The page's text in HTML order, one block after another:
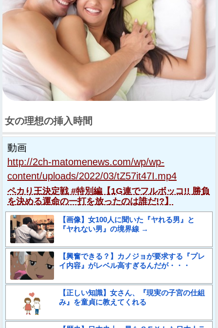
女の理想の挿入時間
動画
http://2ch-matomenews.com/wp/wp-
content/uploads/2022/03/tZ57it47I.mp4
ペカり王決定戦 #特別編【1G連でフルボッコ!! 勝負
を決める運命の一打を放ったのは誰だ!?】
【画像】女100人に聞いた『ヤれる男』と
『ヤれない男』の境界線 →
【興奮できる？】カノジョが要求する『プレ
イ内容』がレベル高すぎるんだが・・・
【正しい知識】女さん、『現実の子宮の仕組
み』を童貞に教えてくれる